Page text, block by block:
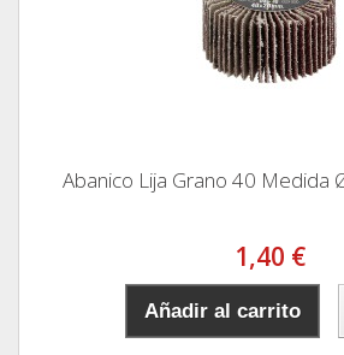
Abanico Lija Grano 40 Medida Ø
1,40 €
Añadir al carrito